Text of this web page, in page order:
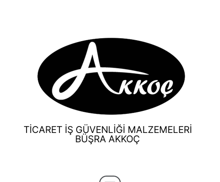
TİCARET İŞ GÜVENLİĞİ MALZEMELERİ
BÜŞRA AKKOÇ